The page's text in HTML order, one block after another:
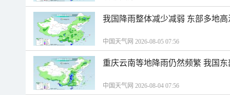
我国降雨整体减少减弱 东部多地
中国天气网 2026-08-05 07:56
重庆云南等地降雨仍然频繁 我国
中国天气网 2026-08-04 07:56